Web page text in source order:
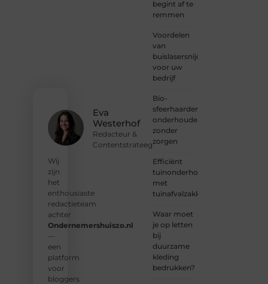
Eva
Westerhof
Redacteur &
Contentstrateeg
Wij
zijn
het
enthousiaste
redactieteam
achter
Ondernemershuiszo.nl
—
een
platform
voor
bloggers
begint af te
remmen
Voordelen
van
buislasersnijden
voor uw
bedrijf
Bio-
sfeerhaarden
onderhouden
zonder
zorgen
Efficiënt
tuinonderhoud
met
tuinafvalzakken
Waar moet
je op letten
bij
duurzame
kleding
bedrukken?